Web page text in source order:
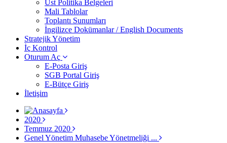
Üst Politika Belgeleri
Mali Tablolar
Toplantı Sunumları
İngilizce Dokümanlar / English Documents
Stratejik Yönetim
İç Kontrol
Oturum Aç
E-Posta Giriş
SGB Portal Giriş
E-Bütçe Giriş
İletişim
2020
Temmuz 2020
Genel Yönetim Muhasebe Yönetmeliği ...